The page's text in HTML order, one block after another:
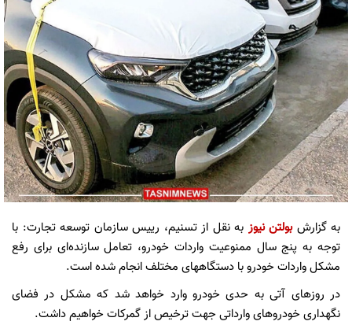
به گزارشبولتن نیوز به نقل از تسنیم، رییس سازمان توسعه تجارت: با
توجه به پنج سال ممنوعیت واردات خودرو، تعامل سازنده‌ای برای رفع
مشکل واردات خودرو با دستگاههای مختلف انجام شده است.
در روزهای آتی به حدی خودرو وارد خواهد شد که مشکل در فضای
نگهداری خودرو‌های وارداتی جهت ترخیص از گمرکات خواهیم داشت.